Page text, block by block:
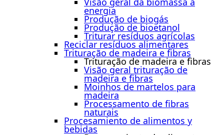
energia
Produção de biogás
Produção de bioetanol
Triturar resíduos agrícolas
Reciclar resíduos alimentares
Trituração de madeira e fibras
Trituração de madeira e fibras
Visão geral trituração de
madeira e fibras
Moinhos de martelos para
madeira
Processamento de fibras
naturais
Procesamiento de alimentos y
bebidas